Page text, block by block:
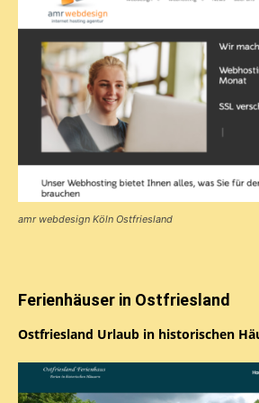
amr webdesign Köln Ostfriesland
Ferienhäuser in Ostfriesland
Ostfriesland Urlaub in historischen